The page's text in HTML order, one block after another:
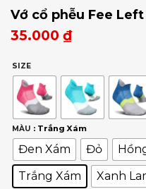
Vớ cổ phễu Fee
35.000 ₫
SIZE
MÀU : Trắng Xám
Đen Xám Đỏ
Trắng Xám
Xanh